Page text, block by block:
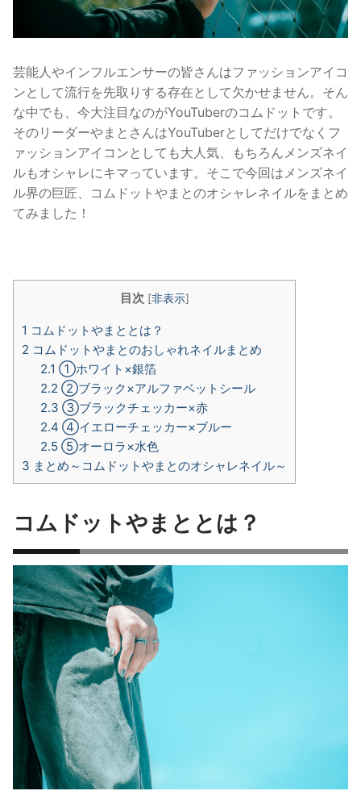
芸能人やインフルエンサーの皆さんはファッションアイコ
ンとして流行を先取りする存在として欠かせません。そん
な中でも、今大注目なのがYouTuberのコムドットです。
そのリーダーやまとさんはYouTuberとしてだけでなくフ
ァッションアイコンとしても大人気、もちろんメンズネイ
ルもオシャレにキマっています。そこで今回はメンズネイ
ル界の巨匠、コムドットやまとのオシャレネイルをまとめ
てみました！
目次 [非表示]
1 コムドットやまととは？
2 コムドットやまとのおしゃれネイルまとめ
2.1 ①ホワイト×銀箔
2.2 ②ブラック×アルファベットシール
2.3 ③ブラックチェッカー×赤
2.4 ④イエローチェッカー×ブルー
2.5⑤オーロラ×水色
3 まとめ～コムドットやまとのオシャレネイル～
コムドットやまととは？